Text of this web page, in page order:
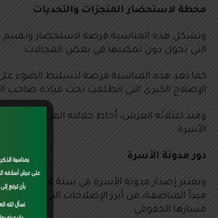
محطة لاستحضار المنجزات والتحديات
وتشكل هذه المناسبة فرصة لاستحضار وتقييم
التي تحول دون تمكينها في بعض المجالات.
كما تعد هذه المناسبة فرصة لتسليط الضوء
الإصلاح الكبرى التي انطلقت تحت قيادة صاحب
ومنذ اعتلائه العرش، أحاط جلالته المرأة
الأسرة.
دور مدونة الأسرة
مبدأ المناصفة، من أبرز الإصلاحات التي
مسارها الحقوقي.